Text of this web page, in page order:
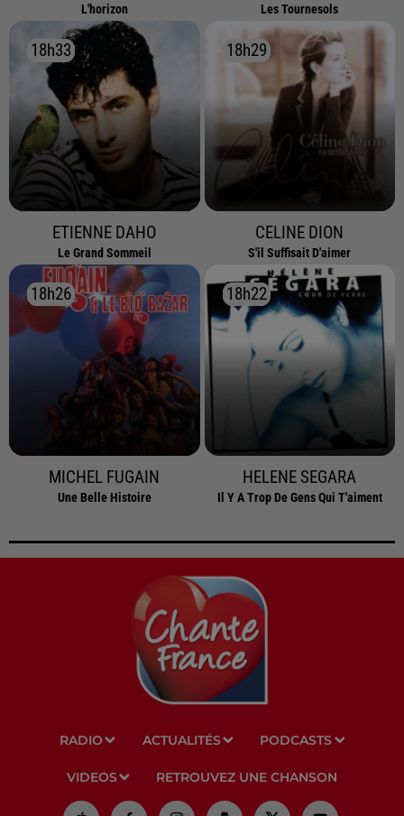
L'horizon Les Tournesols
18h33
18h33
ETIENNE DAHO
Le Grand Sommeil
18h29
18h29
CELINE DION
S'il Suffisait D'aimer
18h26
18h26
MICHEL FUGAIN
Une Belle Histoire
18h22
18h22
HELENE SEGARA
Il Y A Trop De Gens Qui T'aiment
RADIO ACTUALITÉS PODCASTS
VIDEOS RETROUVEZ UNE CHANSON